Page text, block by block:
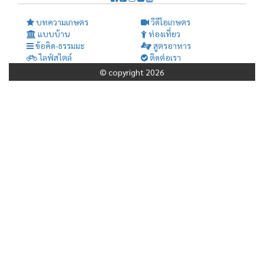
บทความเกษตร
วีดีโอเกษตร
แบบบ้าน
ท่องเที่ยว
ข้อคิด-ธรรมมะ
สูตรอาหาร
ไลฟ์สไตล์
ติดต่อเรา
© copyright 2026